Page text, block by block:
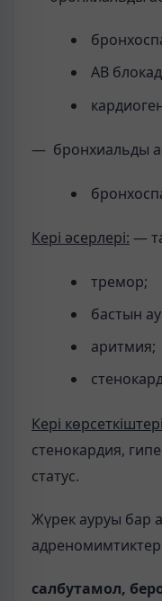
АВ
— бронхиальды
Кері әсерлері: —
тремор;
бастын
аритмия;
Кері
стенокардия,
статус.
Жүрек ауруы бар
салбутамол,